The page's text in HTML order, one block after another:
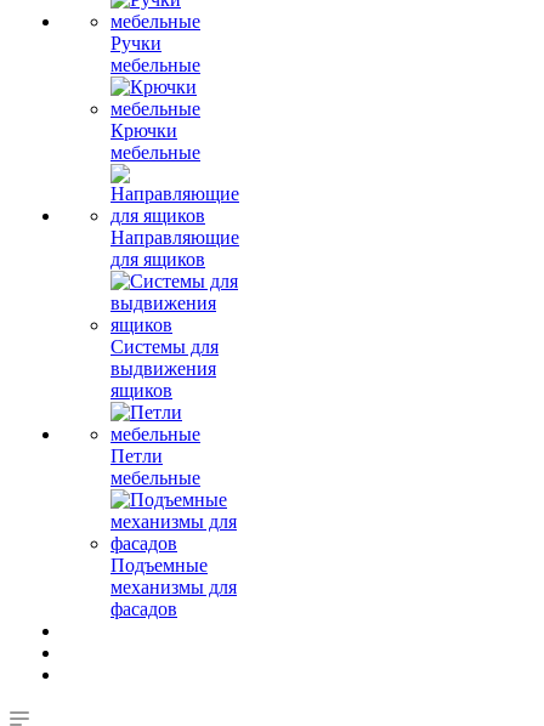
Ручки
мебельные
Крючки
мебельные
Направляющие
для ящиков
Системы для
выдвижения
ящиков
Петли
мебельные
Подъемные
механизмы для
фасадов